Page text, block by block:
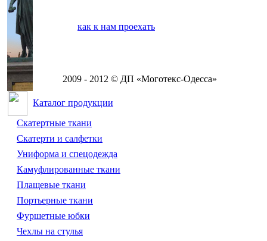
как к нам проехать
2009 - 2012 © ДП «Моготекс-Одесса»
Каталог продукции
Скатертные ткани
Скатерти и салфетки
Униформа и спецодежда
Камуфлированные ткани
Плащевые ткани
Портьерные ткани
Фуршетные юбки
Чехлы на стулья